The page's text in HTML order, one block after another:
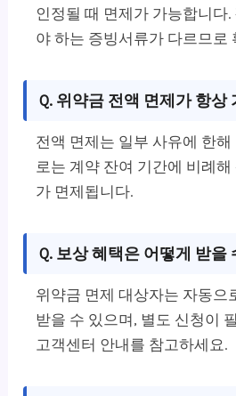
인정될 때 면제가 가능합니다.
야 하는 증빙서류가 다르므로
Q. 위약금 전액 면제가 항상
전액 면제는 일부 사유에 한
로는 계약 잔여 기간에 비례
가 면제됩니다.
Q. 보상 혜택은 어떻게 받을
위약금 면제 대상자는 자동으
받을 수 있으며, 별도 신청이
고객센터 안내를 참고하세요.